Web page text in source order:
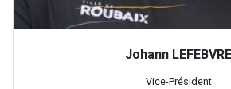
Johann LEFEBVRE
Vice-Président